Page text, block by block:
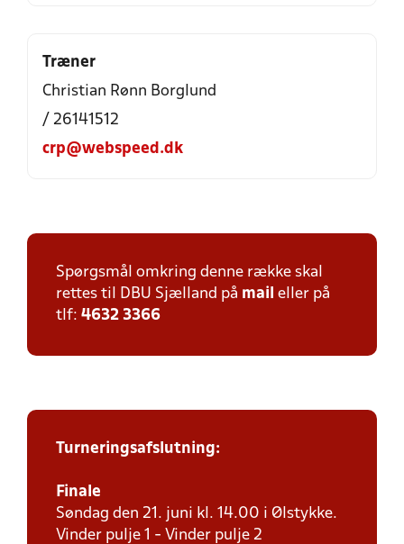
Træner
Christian Rønn Borglund
/ 26141512
crp@webspeed.dk
Spørgsmål omkring denne række skal
rettes til DBU Sjælland på mail eller på
tlf: 4632 3366
Turneringsafslutning:
Finale
Søndag den 21. juni kl. 14.00 i Ølstykke.
Vinder pulje 1 - Vinder pulje 2